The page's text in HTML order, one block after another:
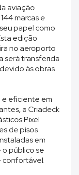
aviação
marcas e
papel como
edição
no aeroporto
será transferida
às obras
e eficiente em
a Criadeck
Pixel
de pisos
em
público se
confortável.